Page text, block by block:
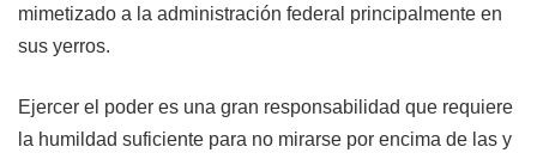
mimetizado a la administración federal principalmente en
sus yerros.
Ejercer el poder es una gran responsabilidad que requiere
la humildad suficiente para no mirarse por encima de las y